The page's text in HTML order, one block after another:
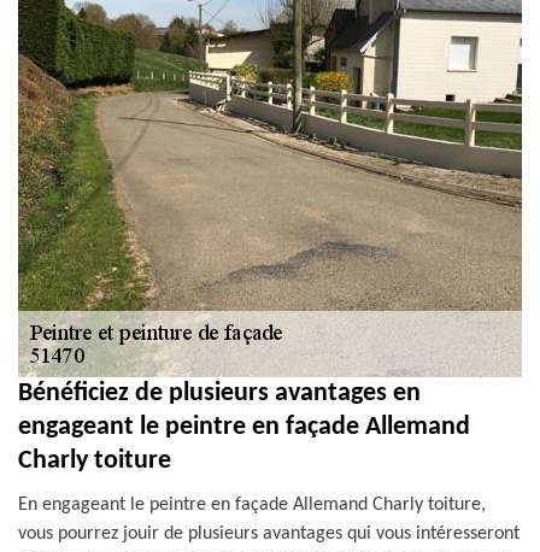
Bénéficiez de plusieurs avantages en
engageant le peintre en façade Allemand
Charly toiture
En engageant le peintre en façade Allemand Charly toiture,
vous pourrez jouir de plusieurs avantages qui vous intéresseront